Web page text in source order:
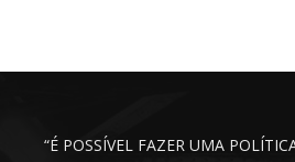
“É POSSÍVEL FAZER UMA